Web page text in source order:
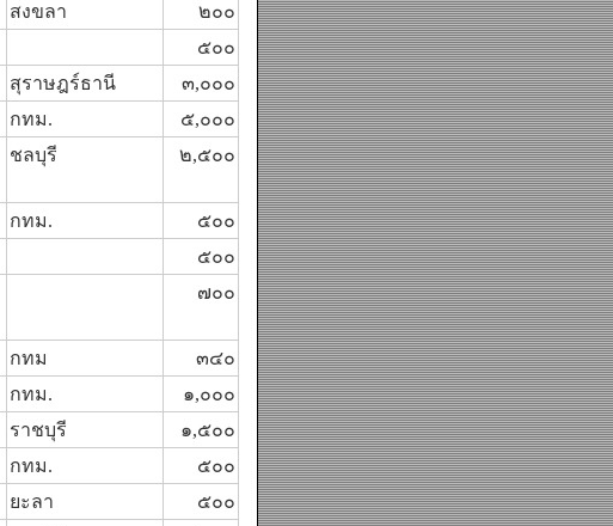
สงขลา
๒๐๐
๕๐๐
สุราษฎร์ธานี
๓,๐๐๐
กทม.
๕,๐๐๐
ชลบุรี ๒,๕๐๐
กทม.
๕๐๐
๕๐๐
๗๐๐
กทม
๓๔๐
กทม.
๑,๐๐๐
ราชบุรี
๑,๕๐๐
กทม.
๕๐๐
ยะลา
๕๐๐